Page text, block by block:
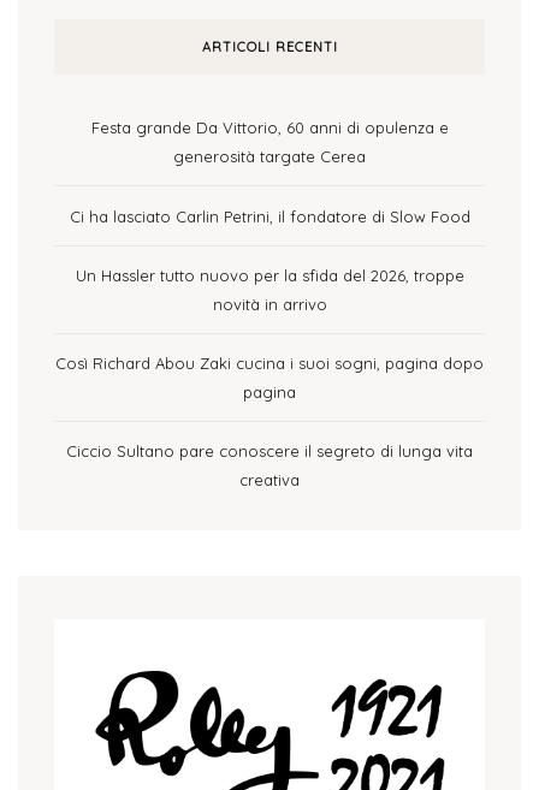
ARTICOLI RECENTI
Festa grande Da Vittorio, 60 anni di opulenza e
generosità targate Cerea
Ci ha lasciato Carlin Petrini, il fondatore di Slow Food
Un Hassler tutto nuovo per la sfida del 2026, troppe
novità in arrivo
Così Richard Abou Zaki cucina i suoi sogni, pagina dopo
pagina
Ciccio Sultano pare conoscere il segreto di lunga vita
creativa